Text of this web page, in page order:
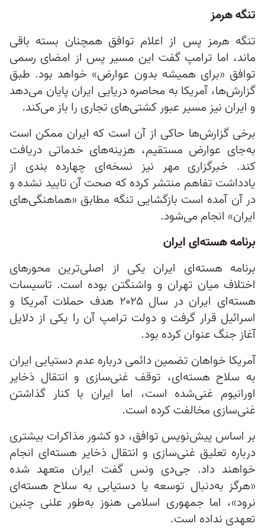
تنگه هرمز
تنگه هرمز پس از اعلام توافق همچنان بسته باقی
ماند، اما ترامپ گفت این مسیر پس از امضای رسمی
توافق «برای همیشه بدون عوارض» خواهد بود. طبق
گزارش‌ها، آمریکا به محاصره دریایی‌ ایران پایان می‌دهد
و ایران نیز مسیر عبور کشتی‌های تجاری را باز می‌کند.
برخی گزارش‌ها حاکی از آن است که ایران ممکن است
به‌جای عوارض مستقیم، هزینه‌های خدماتی دریافت
کند. خبرگزاری مهر نیز نسخه‌ای چهارده‌ بندی از
یادداشت تفاهم منتشر کرده که صحت آن تایید نشده و
در آن آمده است بازگشایی تنگه مطابق «هماهنگی‌های
ایران» انجام می‌شود.
برنامه هسته‌ای ایران
برنامه هسته‌ای ایران یکی از اصلی‌ترین محورهای
اختلاف میان تهران و واشنگتن بوده است. تاسیسات
هسته‌ای ایران در سال ۲۰۲۵ هدف حملات آمریکا و
اسرائیل قرار گرفت و دولت ترامپ آن را یکی از دلایل
آغاز جنگ عنوان کرده بود.
آمریکا خواهان تضمین دائمی درباره عدم دستیابی ایران
به سلاح هسته‌ای، توقف غنی‌سازی و انتقال ذخایر
اورانیوم غنی‌شده است، اما ایران با کنار گذاشتن
غنی‌سازی مخالفت کرده است.
بر اساس پیش‌نویس توافق، دو کشور مذاکرات بیشتری
درباره تعلیق غنی‌سازی و انتقال ذخایر هسته‌ای انجام
خواهند داد. جی‌دی ونس گفت ایران متعهد شده
«هرگز به‌دنبال توسعه یا دستیابی به سلاح هسته‌ای
نرود»، اما جمهوری اسلامی هنوز به‌طور علنی چنین
تعهدی نداده است.